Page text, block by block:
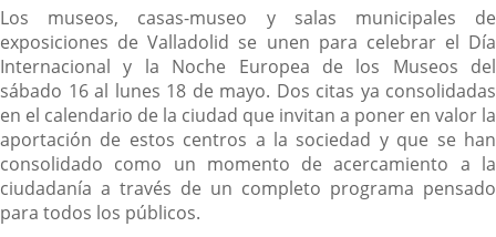
Descripción
Los museos, casas-museo y salas municipales de
exposiciones de Valladolid se unen para celebrar el Día
Internacional y la Noche Europea de los Museos del
sábado 16 al lunes 18 de mayo. Dos citas ya consolidadas
en el calendario de la ciudad que invitan a poner en valor la
aportación de estos centros a la sociedad y que se han
consolidado como un momento de acercamiento a la
ciudadanía a través de un completo programa pensado
para todos los públicos.